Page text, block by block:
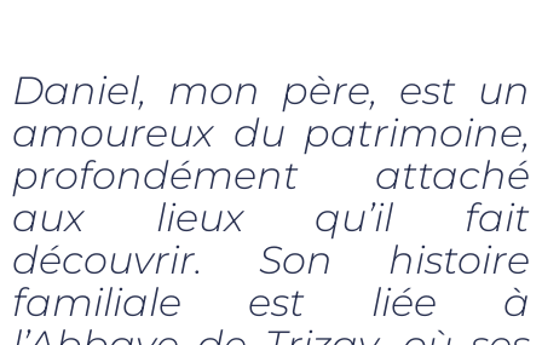
Daniel, mon père, est un
amoureux du patrimoine,
profondément attaché
aux lieux qu’il fait
découvrir. Son histoire
familiale est liée à